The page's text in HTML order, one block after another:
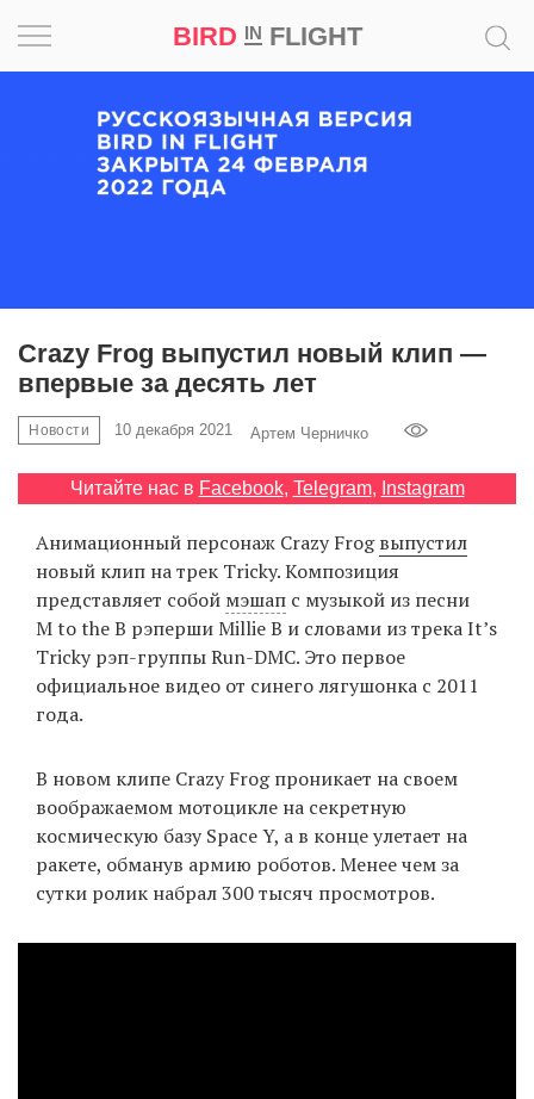
BIRD INFLIGHT
Crazy Frog выпустил новый клип —
впервые за десять лет
Новости 10 декабря 2021 Артем Черничко
Читайте нас в Facebook, Telegram, Instagram
Анимационный персонаж Crazy Frogвыпустил
новый клип на трек Tricky. Композиция
представляет собой мэшап с музыкой из песни
M to the B рэперши Millie B и словами из трека It’s
Tricky рэп-группы Run-DMC. Это первое
официальное видео от синего лягушонка с 2011
года.
В новом клипе Crazy Frog проникает на своем
воображаемом мотоцикле на секретную
космическую базу Space Y, а в конце улетает на
ракете, обманув армию роботов. Менее чем за
сутки ролик набрал 300 тысяч просмотров.